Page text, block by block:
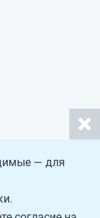
— для